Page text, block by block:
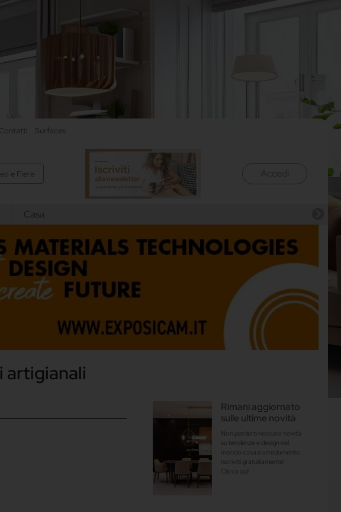
Contatti Surfaces
Accedi
Casa
artigianali
Rimani aggiornato
sulle ultime novità
Non perderti nessuna novità
su tendenze e design nel
mondo casa e arredamento.
Iscriviti gratuitamente!
Clicca qui!